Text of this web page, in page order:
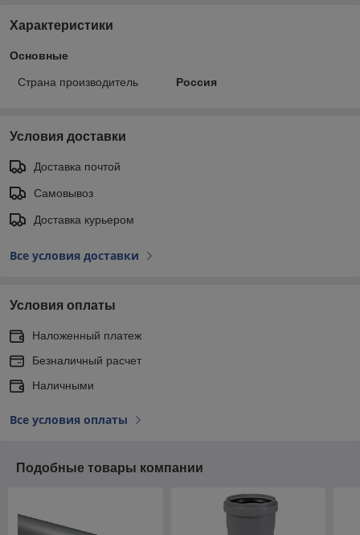
Характеристики
Основные
Страна производитель Россия
Условия доставки
Доставка почтой
Самовывоз
Доставка курьером
Все условия доставки
Условия оплаты
Наложенный платеж
Безналичный расчет
Наличными
Все условия оплаты
Подобные товары компании